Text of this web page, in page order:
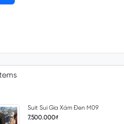
Suit Sui Gia Xám Đen M09
7.500.000₫